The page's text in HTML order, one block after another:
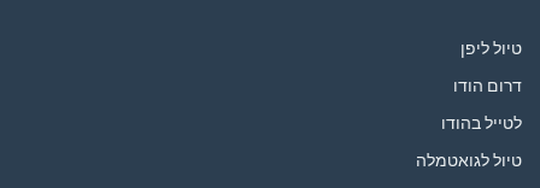
טיול ליפן
דרום הודו
לטייל בהודו
טיול לגואטמלה